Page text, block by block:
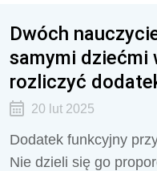
Dwóch
samymi dziećmi
rozliczyć
20 lut 2025
Dodatek funkcyjny
Nie dzieli się go